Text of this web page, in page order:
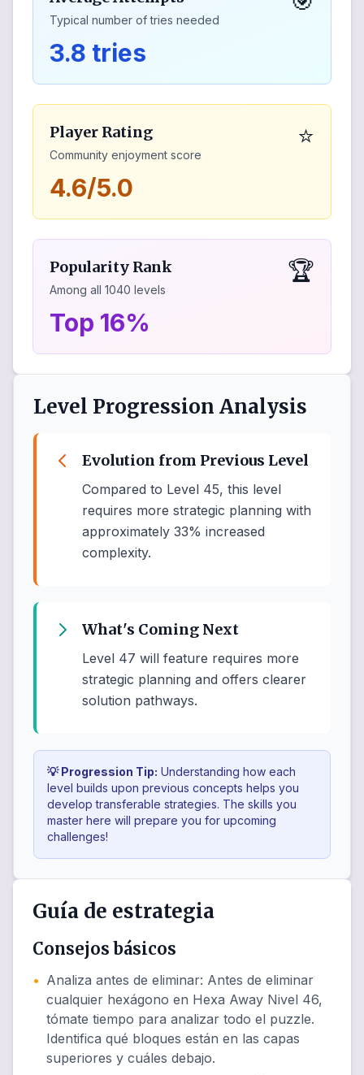
Typical number of tries needed
3.8 tries
Player Rating
Community enjoyment score
⭐
4.6/5.0
Popularity Rank
Among all 1040 levels
🏆
Top 16%
Level Progression Analysis
Evolution from Previous Level
Compared to Level 45, this level
requires more strategic planning with
approximately 33% increased
complexity.
What's Coming Next
Level 47 will feature requires more
strategic planning and offers clearer
solution pathways.
💡 Progression Tip: Understanding how each
level builds upon previous concepts helps you
develop transferable strategies. The skills you
master here will prepare you for upcoming
challenges!
Guía de estrategia
Consejos básicos
• Analiza antes de eliminar: Antes de eliminar
cualquier hexágono en Hexa Away Nivel 46,
tómate tiempo para analizar todo el puzzle.
Identifica qué bloques están en las capas
superiores y cuáles debajo.